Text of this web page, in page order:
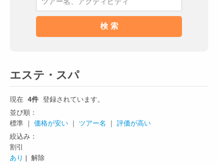
エステ・スパ
現在 4件 登録されています。
並び順：
標準 ｜ 価格が安い ｜ ツアー名 ｜ 評価が高い
絞込み：
割引
あり | 解除